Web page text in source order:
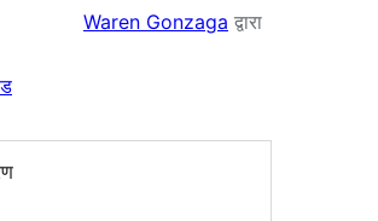
Waren Gonzaga द्वारा